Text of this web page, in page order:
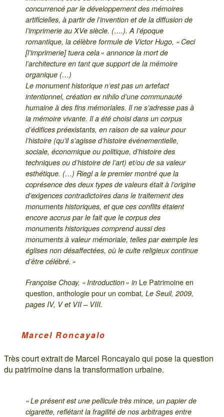
concurrencé par le développement des mémoires
artificielles, à partir de l’invention et de la diffusion de
l’imprimerie au XVe siècle. (….). A l’époque
romantique, la célèbre formule de Victor Hugo, « Ceci
[l’imprimerie] tuera cela » annonce la mort de
l’architecture en tant que support de la mémoire
organique (…)
Le monument historique n’est pas un artefact
intentionnel, création ex nihilo d’une communauté
humaine à des fins mémoriales. Il ne s’adresse pas à
la mémoire vivante. Il a été choisi dans un corpus
d’édifices préexistants, en raison de sa valeur pour
l’histoire (qu’il s’agisse d’histoire événementielle,
sociale, économique ou politique, d’histoire des
techniques ou d’histoire de l’art) et/ou de sa valeur
esthétique. (…) Riegl a le premier montré que la
coprésence des deux types de valeurs était à l’origine
d’exigences contradictoires dans le traitement des
monuments historiques, et que ces conflits étaient
encore accrus par le fait que le corpus des
monuments historiques comprend aussi des
monuments à valeur mémoriale, telles par exemple les
églises non désaffectées, où le culte religieux continue
d’être célébré. »
Françoise Choay, « Introduction » in Le Patrimoine en
question, anthologie pour un combat, Le Seuil, 2009,
pages IV, V et VII – VIII.
Marcel Roncayalo
Très court extrait de Marcel Roncayalo qui pose la question
du patrimoine dans la transformation urbaine.
« Le présent est une pellicule très mince, un papier de
cigarette, reflétant la fragilité de nos arbitrages entre